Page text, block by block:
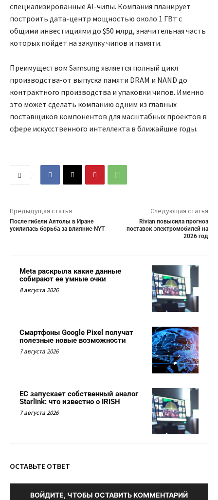
специализированные AI-чипы. Компания планирует
построить дата-центр мощностью около 1 ГВт с
общими инвестициями до $50 млрд, значительная часть
которых пойдет на закупку чипов и памяти.
Преимуществом Samsung является полный цикл
производства-от выпуска памяти DRAM и NAND до
контрактного производства и упаковки чипов. Именно
это может сделать компанию одним из главных
поставщиков компонентов для масштабных проектов в
сфере искусственного интеллекта в ближайшие годы.
Предыдущая статья
После гибели Аятолы в Иране
усилилась борьба за влияние-NYT
Следующая статья
Rivian повысила прогноз
поставок электромобилей на
2026 год
Meta раскрыла какие данные
собирают ее умные очки
8 августа 2026
Смартфоны Google Pixel получат
полезные новые возможности
7 августа 2026
ЕС запускает собственный аналог
Starlink: что известно о IRISH
7 августа 2026
ОСТАВЬТЕ ОТВЕТ
ВОЙДИТЕ, ЧТОБЫ ОСТАВИТЬ КОММЕНТАРИЙ